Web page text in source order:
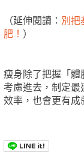
（延伸閱讀： 別把
肥！ ）
瘦身除了把握「
考慮進去，制定
效率，也會更有